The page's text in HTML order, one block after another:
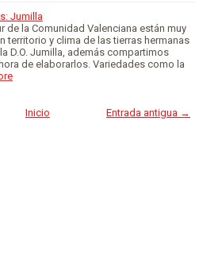
Jumilla
de la Comunidad Valenciana están muy
territorio y clima de las tierras hermanas
D.O. Jumilla, además compartimos
de elaborarlos. Variedades como la
Entrada antigua →
Inicio